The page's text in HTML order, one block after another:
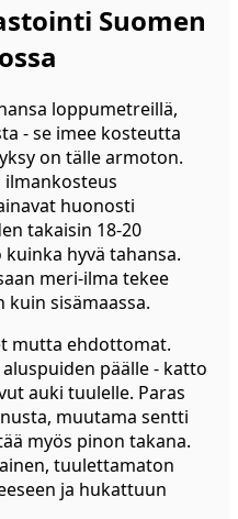
Suomen
loppumetreillä,
- se imee kosteutta
on tälle armoton.
ilmankosteus
huonosti
takaisin 18-20
hyvä tahansa.
meri-ilma tekee
sisämaassa.
mutta ehdottomat.
päälle - katto
auki tuulelle. Paras
muutama sentti
myös pinon takana.
tuulettamaton
ja hukattuun